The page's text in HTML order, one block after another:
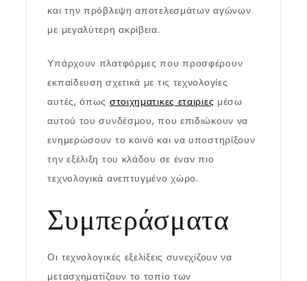
και την πρόβλεψη αποτελεσμάτων αγώνων
με μεγαλύτερη ακρίβεια.
Υπάρχουν πλατφόρμες που προσφέρουν
εκπαίδευση σχετικά με τις τεχνολογίες
αυτές, όπως στοιχηματικες εταιριες μέσω
αυτού του συνδέσμου, που επιδιώκουν να
ενημερώσουν το κοινό και να υποστηρίξουν
την εξέλιξη του κλάδου σε έναν πιο
τεχνολογικά ανεπτυγμένο χώρο.
Συμπεράσματα
Οι τεχνολογικές εξελίξεις συνεχίζουν να
μετασχηματίζουν το τοπίο των